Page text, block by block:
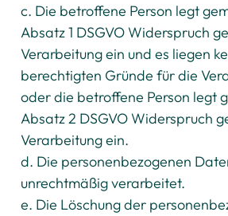
c. Die betroffene Person legt
Absatz 1 DSGVO Widerspruch
Verarbeitung ein und es liegen
berechtigten Gründe für die
oder die betroffene Person legt
Absatz 2 DSGVO Widerspruch
Verarbeitung ein.
d. Die personenbezogenen
unrechtmäßig verarbeitet.
e. Die Löschung der